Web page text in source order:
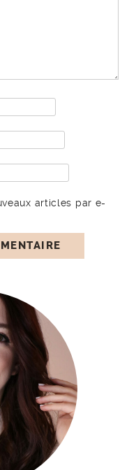
articles par e-